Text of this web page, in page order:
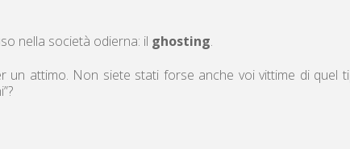
nella società odierna: il ghosting.
un attimo. Non siete stati forse anche voi vittime di quel